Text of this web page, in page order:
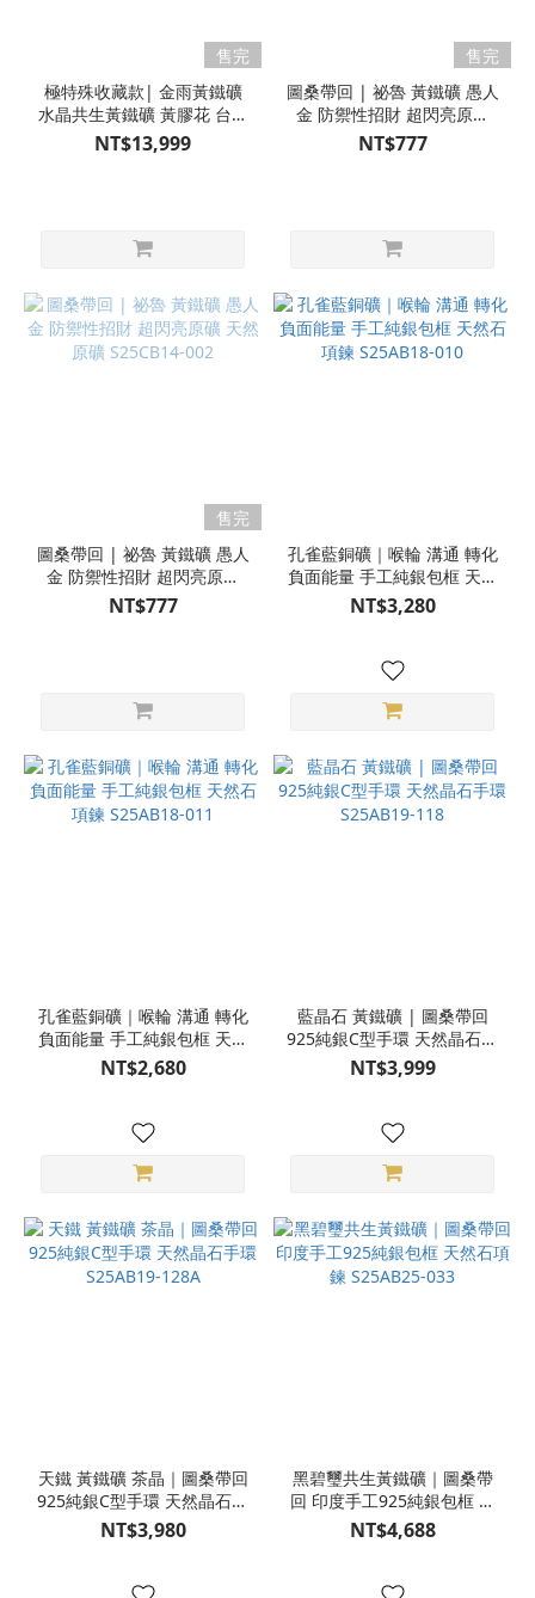
售完
極特殊收藏款| 金雨黃鐵礦
水晶共生黃鐵礦 黃膠花 台灣
師傅手工包框 天然石項鍊 附
證書 S25AB11-08
NT$13,999
售完
圖桑帶回 | 祕魯 黃鐵礦 愚人
金 防禦性招財 超閃亮原礦
天然原礦 已鑑定 S25CB14-
001
NT$777
售完
圖桑帶回 | 祕魯 黃鐵礦 愚人
金 防禦性招財 超閃亮原礦
天然原礦 S25CB14-002
NT$777
孔雀藍銅礦｜喉輪 溝通 轉化
負面能量 手工純銀包框 天然
石項鍊 S25AB18-010
NT$3,280
孔雀藍銅礦｜喉輪 溝通 轉化
負面能量 手工純銀包框 天然
石項鍊 S25AB18-011
NT$2,680
藍晶石 黃鐵礦 | 圖桑帶回
925純銀C型手環 天然晶石手
環 S25AB19-118
NT$3,999
天鐵 黃鐵礦 茶晶｜圖桑帶回
925純銀C型手環 天然晶石手
環 S25AB19-128A
NT$3,980
黑碧璽共生黃鐵礦｜圖桑帶
回 印度手工925純銀包框 天
然石項鍊 S25AB25-033
NT$4,688